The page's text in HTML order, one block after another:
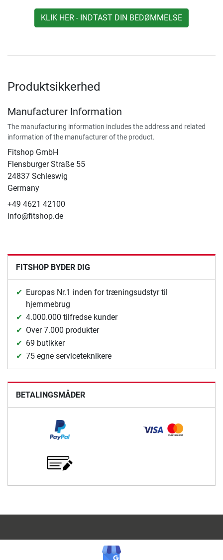
KLIK HER - INDTAST DIN BEDØMMELSE
Produktsikkerhed
Manufacturer Information
The manufacturing information includes the address and related
information of the manufacturer of the product.
Fitshop GmbH
Flensburger Straße 55
24837 Schleswig
Germany
+49 4621 42100
info@fitshop.de
FITSHOP BYDER DIG
Europas Nr.1 inden for træningsudstyr til
hjemmebrug
4.000.000 tilfredse kunder
Over 7.000 produkter
69 butikker
75 egne serviceteknikere
BETALINGSMÅDER